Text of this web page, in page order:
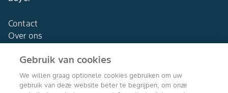
Contact
Over ons
Agro Bayer
Gebruik van cookies
We willen graag optionele cookies gebruiken om uw
gebruik van deze website beter te begrijpen, om onze